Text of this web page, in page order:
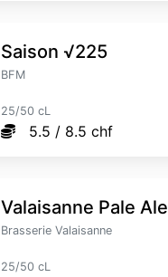
Saison √225
BFM
25/50 cL
5.5 / 8.5 chf
Valaisanne Pale Ale
Brasserie Valaisanne
25/50 cL